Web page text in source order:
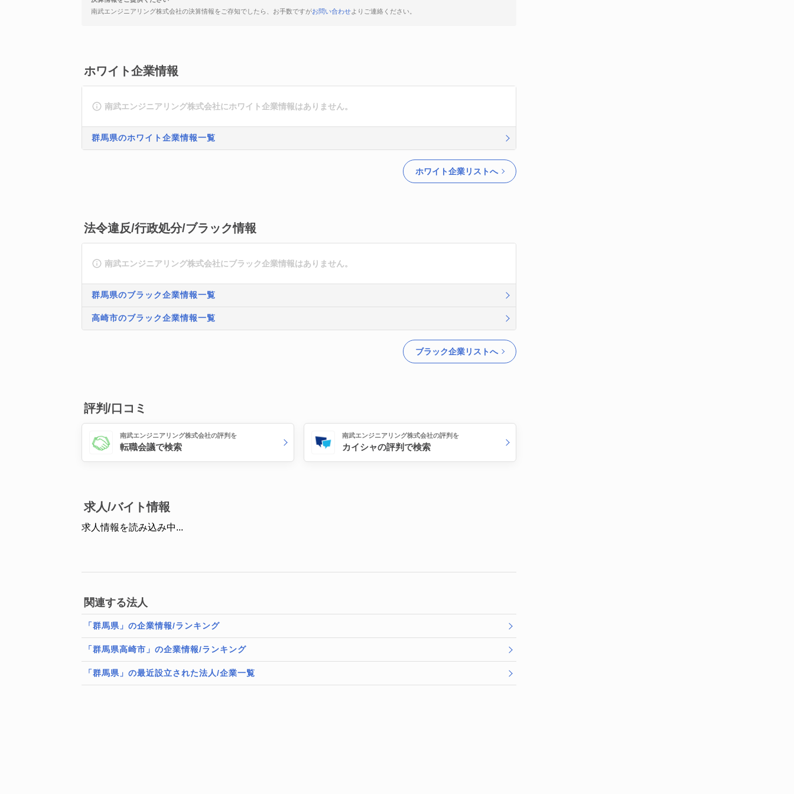
南武エンジニアリング株式会社の決算情報をご存知でしたら、お手数ですがお問い合わせよりご連絡ください。
ホワイト企業情報
南武エンジニアリング株式会社にホワイト企業情報はありません。
群馬県のホワイト企業情報一覧
ホワイト企業リストへ
法令違反/行政処分/ブラック情報
南武エンジニアリング株式会社にブラック企業情報はありません。
群馬県のブラック企業情報一覧
高崎市のブラック企業情報一覧
ブラック企業リストへ
評判/口コミ
南武エンジニアリング株式会社の評判を
転職会議で検索
南武エンジニアリング株式会社の評判を
カイシャの評判で検索
求人/バイト情報
求人情報を読み込み中...
関連する法人
「群馬県」の企業情報/ランキング
「群馬県高崎市」の企業情報/ランキング
「群馬県」の最近設立された法人/企業一覧